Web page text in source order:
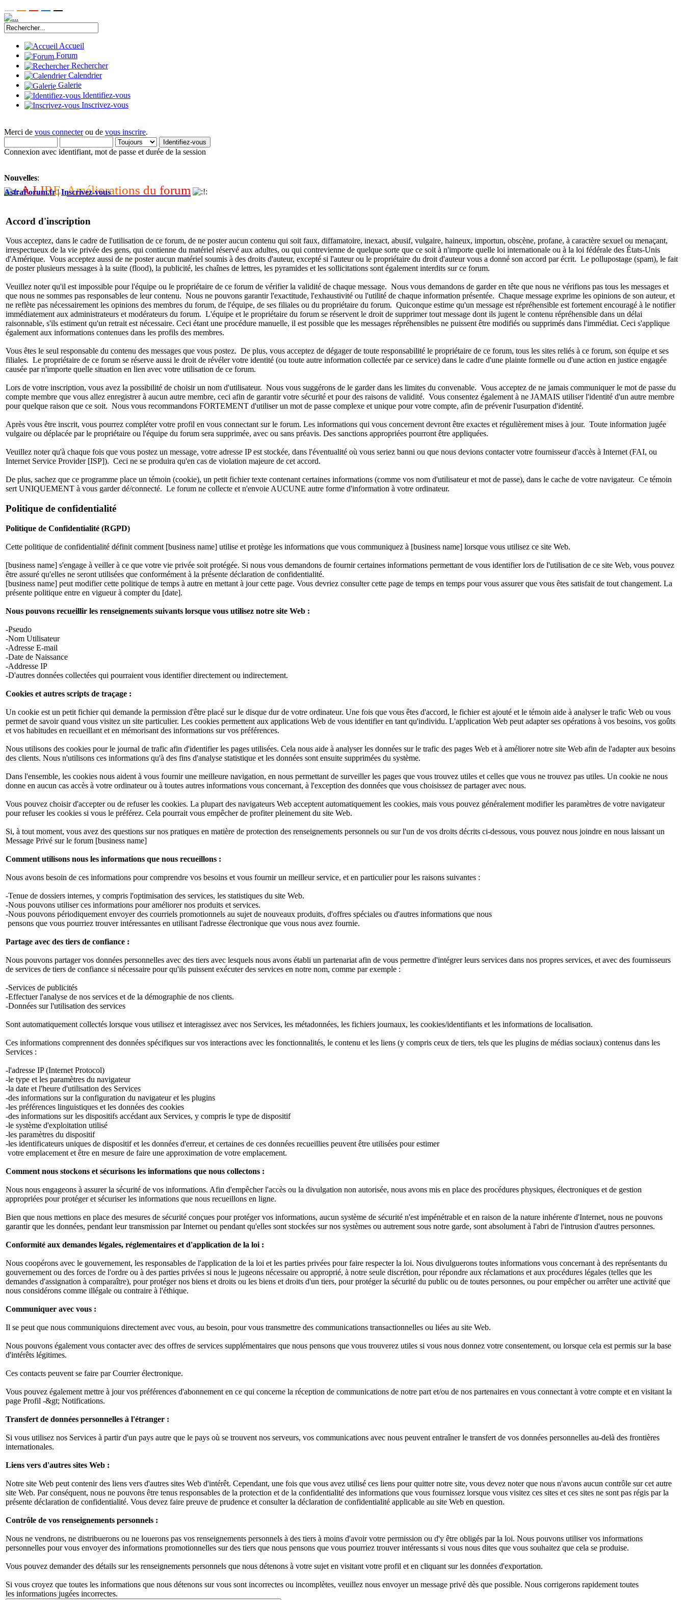
Accueil
Forum
Rechercher
Calendrier
Galerie
Identifiez-vous
Inscrivez-vous
Merci de vous connecterou de vous inscrire.
Connexion avec identifiant, mot de passe et durée de la session
Nouvelles:
A LIRE:Améliorations du forum
AstraForum.fr|Inscrivez-vous
Accord d'inscription
Vous acceptez, dans le cadre de l'utilisation de ce forum, de ne poster aucun contenu qui soit faux, diffamatoire, inexact, abusif, vulgaire, haineux, importun, obscène, profane, à caractère sexuel ou menaçant,
irrespectueux de la vie privée des gens, qui contienne du matériel réservé aux adultes, ou qui contrevienne de quelque sorte que ce soit à n'importe quelle loi internationale ou à la loi fédérale des États-Unis
d'Amérique. Vous acceptez aussi de ne poster aucun matériel soumis à des droits d'auteur, excepté si l'auteur ou le propriétaire du droit d'auteur vous a donné son accord par écrit. Le pollupostage (spam), le fait
de poster plusieurs messages à la suite (flood), la publicité, les chaînes de lettres, les pyramides et les sollicitations sont également interdits sur ce forum.
Veuillez noter qu'il est impossible pour l'équipe ou le propriétaire de ce forum de vérifier la validité de chaque message. Nous vous demandons de garder en tête que nous ne vérifions pas tous les messages et
que nous ne sommes pas responsables de leur contenu. Nous ne pouvons garantir l'exactitude, l'exhaustivité ou l'utilité de chaque information présentée. Chaque message exprime les opinions de son auteur, et
ne reflète pas nécessairement les opinions des membres du forum, de l'équipe, de ses filiales ou du propriétaire du forum. Quiconque estime qu'un message est répréhensible est fortement encouragé à le notifier
immédiatement aux administrateurs et modérateurs du forum. L'équipe et le propriétaire du forum se réservent le droit de supprimer tout message dont ils jugent le contenu répréhensible dans un délai
raisonnable, s'ils estiment qu'un retrait est nécessaire. Ceci étant une procédure manuelle, il est possible que les messages répréhensibles ne puissent être modifiés ou supprimés dans l'immédiat. Ceci s'applique
également aux informations contenues dans les profils des membres.
Vous êtes le seul responsable du contenu des messages que vous postez. De plus, vous acceptez de dégager de toute responsabilité le propriétaire de ce forum, tous les sites reliés à ce forum, son équipe et ses
filiales. Le propriétaire de ce forum se réserve aussi le droit de révéler votre identité (ou toute autre information collectée par ce service) dans le cadre d'une plainte formelle ou d'une action en justice engagée
causée par n'importe quelle situation en lien avec votre utilisation de ce forum.
Lors de votre inscription, vous avez la possibilité de choisir un nom d'utilisateur. Nous vous suggérons de le garder dans les limites du convenable. Vous acceptez de ne jamais communiquer le mot de passe du
compte membre que vous allez enregistrer à aucun autre membre, ceci afin de garantir votre sécurité et pour des raisons de validité. Vous consentez également à ne JAMAIS utiliser l'identité d'un autre membre
pour quelque raison que ce soit. Nous vous recommandons FORTEMENT d'utiliser un mot de passe complexe et unique pour votre compte, afin de prévenir l'usurpation d'identité.
Après vous être inscrit, vous pourrez compléter votre profil en vous connectant sur le forum. Les informations qui vous concernent devront être exactes et régulièrement mises à jour. Toute information jugée
vulgaire ou déplacée par le propriétaire ou l'équipe du forum sera supprimée, avec ou sans préavis. Des sanctions appropriées pourront être appliquées.
Veuillez noter qu'à chaque fois que vous postez un message, votre adresse IP est stockée, dans l'éventualité où vous seriez banni ou que nous devions contacter votre fournisseur d'accès à Internet (FAI, ou
Internet Service Provider [ISP]). Ceci ne se produira qu'en cas de violation majeure de cet accord.
De plus, sachez que ce programme place un témoin (cookie), un petit fichier texte contenant certaines informations (comme vos nom d'utilisateur et mot de passe), dans le cache de votre navigateur. Ce témoin
sert UNIQUEMENT à vous garder dé/connecté. Le forum ne collecte et n'envoie AUCUNE autre forme d'information à votre ordinateur.
Politique de confidentialité
Politique de Confidentialité (RGPD)
Cette politique de confidentialité définit comment [business name] utilise et protège les informations que vous communiquez à [business name] lorsque vous utilisez ce site Web.
[business name] s'engage à veiller à ce que votre vie privée soit protégée. Si nous vous demandons de fournir certaines informations permettant de vous identifier lors de l'utilisation de ce site Web, vous pouvez
être assuré qu'elles ne seront utilisées que conformément à la présente déclaration de confidentialité.
[business name] peut modifier cette politique de temps à autre en mettant à jour cette page. Vous devriez consulter cette page de temps en temps pour vous assurer que vous êtes satisfait de tout changement. La
présente politique entre en vigueur à compter du [date].
Nous pouvons recueillir les renseignements suivants lorsque vous utilisez notre site Web :
-Pseudo
-Nom Utilisateur
-Adresse E-mail
-Date de Naissance
-Addresse IP
-D'autres données collectées qui pourraient vous identifier directement ou indirectement.
Cookies et autres scripts de traçage :
Un cookie est un petit fichier qui demande la permission d'être placé sur le disque dur de votre ordinateur. Une fois que vous êtes d'accord, le fichier est ajouté et le témoin aide à analyser le trafic Web ou vous
permet de savoir quand vous visitez un site particulier. Les cookies permettent aux applications Web de vous identifier en tant qu'individu. L'application Web peut adapter ses opérations à vos besoins, vos goûts
et vos habitudes en recueillant et en mémorisant des informations sur vos préférences.
Nous utilisons des cookies pour le journal de trafic afin d'identifier les pages utilisées. Cela nous aide à analyser les données sur le trafic des pages Web et à améliorer notre site Web afin de l'adapter aux besoins
des clients. Nous n'utilisons ces informations qu'à des fins d'analyse statistique et les données sont ensuite supprimées du système.
Dans l'ensemble, les cookies nous aident à vous fournir une meilleure navigation, en nous permettant de surveiller les pages que vous trouvez utiles et celles que vous ne trouvez pas utiles. Un cookie ne nous
donne en aucun cas accès à votre ordinateur ou à toutes autres informations vous concernant, à l'exception des données que vous choisissez de partager avec nous.
Vous pouvez choisir d'accepter ou de refuser les cookies. La plupart des navigateurs Web acceptent automatiquement les cookies, mais vous pouvez généralement modifier les paramètres de votre navigateur
pour refuser les cookies si vous le préférez. Cela pourrait vous empêcher de profiter pleinement du site Web.
Si, à tout moment, vous avez des questions sur nos pratiques en matière de protection des renseignements personnels ou sur l'un de vos droits décrits ci-dessous, vous pouvez nous joindre en nous laissant un
Message Privé sur le forum [business name]
Comment utilisons nous les informations que nous recueillons :
Nous avons besoin de ces informations pour comprendre vos besoins et vous fournir un meilleur service, et en particulier pour les raisons suivantes :
-Tenue de dossiers internes, y compris l'optimisation des services, les statistiques du site Web.
-Nous pouvons utiliser ces informations pour améliorer nos produits et services.
-Nous pouvons périodiquement envoyer des courriels promotionnels au sujet de nouveaux produits, d'offres spéciales ou d'autres informations que nous
pensons que vous pourriez trouver intéressantes en utilisant l'adresse électronique que vous nous avez fournie.
Partage avec des tiers de confiance :
Nous pouvons partager vos données personnelles avec des tiers avec lesquels nous avons établi un partenariat afin de vous permettre d'intégrer leurs services dans nos propres services, et avec des fournisseurs
de services de tiers de confiance si nécessaire pour qu'ils puissent exécuter des services en notre nom, comme par exemple :
-Services de publicités
-Effectuer l'analyse de nos services et de la démographie de nos clients.
-Données sur l'utilisation des services
Sont automatiquement collectés lorsque vous utilisez et interagissez avec nos Services, les métadonnées, les fichiers journaux, les cookies/identifiants et les informations de localisation.
Ces informations comprennent des données spécifiques sur vos interactions avec les fonctionnalités, le contenu et les liens (y compris ceux de tiers, tels que les plugins de médias sociaux) contenus dans les
Services :
-l'adresse IP (Internet Protocol)
-le type et les paramètres du navigateur
-la date et l'heure d'utilisation des Services
-des informations sur la configuration du navigateur et les plugins
-les préférences linguistiques et les données des cookies
-des informations sur les dispositifs accédant aux Services, y compris le type de dispositif
-le système d'exploitation utilisé
-les paramètres du dispositif
-les identificateurs uniques de dispositif et les données d'erreur, et certaines de ces données recueillies peuvent être utilisées pour estimer
votre emplacement et être en mesure de faire une approximation de votre emplacement.
Comment nous stockons et sécurisons les informations que nous collectons :
Nous nous engageons à assurer la sécurité de vos informations. Afin d'empêcher l'accès ou la divulgation non autorisée, nous avons mis en place des procédures physiques, électroniques et de gestion
appropriées pour protéger et sécuriser les informations que nous recueillons en ligne.
Bien que nous mettions en place des mesures de sécurité conçues pour protéger vos informations, aucun système de sécurité n'est impénétrable et en raison de la nature inhérente d'Internet, nous ne pouvons
garantir que les données, pendant leur transmission par Internet ou pendant qu'elles sont stockées sur nos systèmes ou autrement sous notre garde, sont absolument à l'abri de l'intrusion d'autres personnes.
Conformité aux demandes légales, réglementaires et d'application de la loi :
Nous coopérons avec le gouvernement, les responsables de l'application de la loi et les parties privées pour faire respecter la loi. Nous divulguerons toutes informations vous concernant à des représentants du
gouvernement ou des forces de l'ordre ou à des parties privées si nous le jugeons nécessaire ou approprié, à notre seule discrétion, pour répondre aux réclamations et aux procédures légales (telles que les
demandes d'assignation à comparaître), pour protéger nos biens et droits ou les biens et droits d'un tiers, pour protéger la sécurité du public ou de toutes personnes, ou pour empêcher ou arrêter une activité que
nous considérons comme illégale ou contraire à l'éthique.
Communiquer avec vous :
Il se peut que nous communiquions directement avec vous, au besoin, pour vous transmettre des communications transactionnelles ou liées au site Web.
Nous pouvons également vous contacter avec des offres de services supplémentaires que nous pensons que vous trouverez utiles si vous nous donnez votre consentement, ou lorsque cela est permis sur la base
d'intérêts légitimes.
Ces contacts peuvent se faire par Courrier électronique.
Vous pouvez également mettre à jour vos préférences d'abonnement en ce qui concerne la réception de communications de notre part et/ou de nos partenaires en vous connectant à votre compte et en visitant la
page Profil -&gt; Notifications.
Transfert de données personnelles à l'étranger :
Si vous utilisez nos Services à partir d'un pays autre que le pays où se trouvent nos serveurs, vos communications avec nous peuvent entraîner le transfert de vos données personnelles au-delà des frontières
internationales.
Liens vers d'autres sites Web :
Notre site Web peut contenir des liens vers d'autres sites Web d'intérêt. Cependant, une fois que vous avez utilisé ces liens pour quitter notre site, vous devez noter que nous n'avons aucun contrôle sur cet autre
site Web. Par conséquent, nous ne pouvons être tenus responsables de la protection et de la confidentialité des informations que vous fournissez lorsque vous visitez ces sites et ces sites ne sont pas régis par la
présente déclaration de confidentialité. Vous devez faire preuve de prudence et consulter la déclaration de confidentialité applicable au site Web en question.
Contrôle de vos renseignements personnels :
Nous ne vendrons, ne distribuerons ou ne louerons pas vos renseignements personnels à des tiers à moins d'avoir votre permission ou d'y être obligés par la loi. Nous pouvons utiliser vos informations
personnelles pour vous envoyer des informations promotionnelles sur des tiers que nous pensons que vous pourriez trouver intéressants si vous nous dites que vous souhaitez que cela se produise.
Vous pouvez demander des détails sur les renseignements personnels que nous détenons à votre sujet en visitant votre profil et en cliquant sur les données d'exportation.
Si vous croyez que toutes les informations que nous détenons sur vous sont incorrectes ou incomplètes, veuillez nous envoyer un message privé dès que possible. Nous corrigerons rapidement toutes
les informations jugées incorrectes.